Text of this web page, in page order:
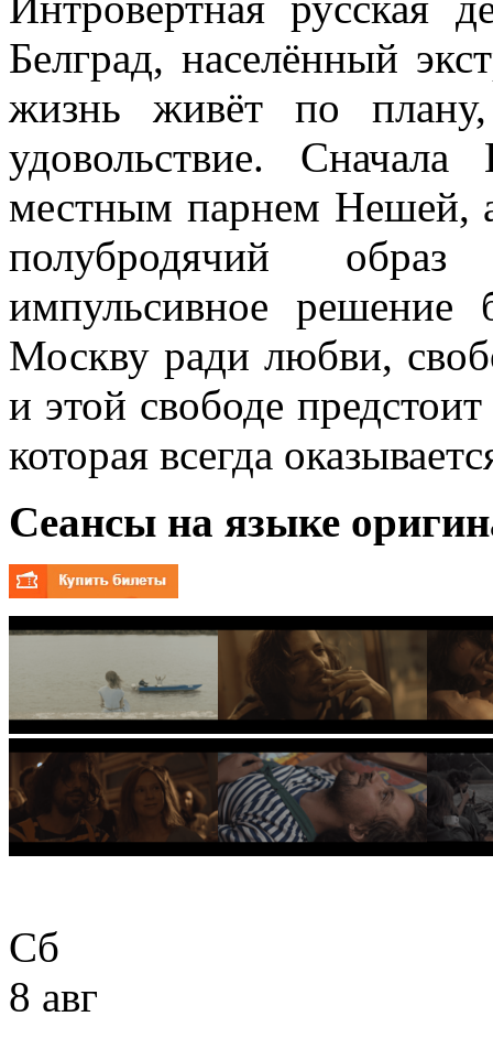
Белград, населённый
жизнь живёт по
удовольствие.
местным парнем Нешей,
полубродячий
импульсивное
Москву ради любви,
и этой свободе
которая всегда
Сеансы на языке
Сб
8 авг